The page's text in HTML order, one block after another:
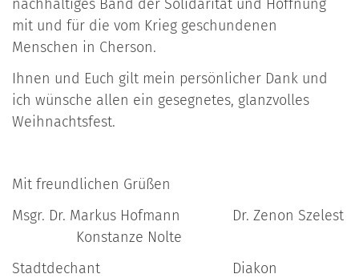
nachhaltiges Band der Solidarität und Hoffnung
mit und für die vom Krieg geschundenen
Menschen in Cherson.
Ihnen und Euch gilt mein persönlicher Dank und
ich wünsche allen ein gesegnetes, glanzvolles
Weihnachtsfest.
Mit freundlichen Grüßen
Msgr. Dr. Markus Hofmann Dr. Zenon Szelest
Konstanze Nolte
Stadtdechant Diakon